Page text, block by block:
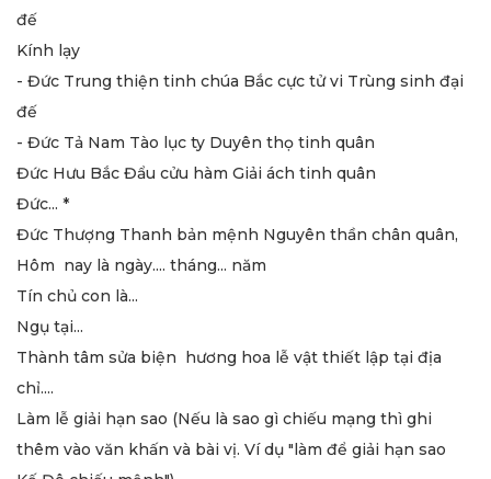
đế
Kính lạy
- Đức Trung thiện tinh chúa Bắc cực tử vi Trùng sinh đại
đế
- Đức Tả Nam Tào lục ty Duyên thọ tinh quân
Đức Hưu Bắc Đẩu cửu hàm Giải ách tinh quân
Đức... *
Đức Thượng Thanh bản mệnh Nguyên thần chân quân,
Hôm nay là ngày.... tháng... năm
Tín chủ con là...
Ngụ tại...
Thành tâm sửa biện hương hoa lễ vật thiết lập tại địa
chỉ....
Làm lễ giải hạn sao (Nếu là sao gì chiếu mạng thì ghi
thêm vào văn khấn và bài vị. Ví dụ "làm để giải hạn sao